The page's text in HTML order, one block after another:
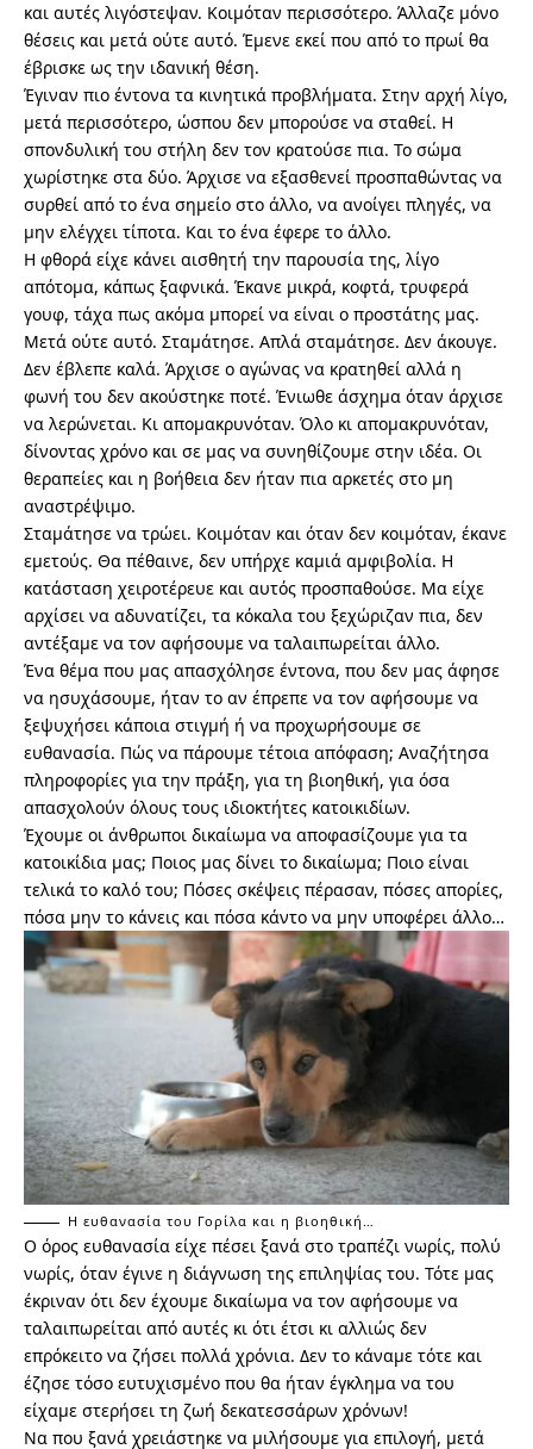
και αυτές λιγόστεψαν. Κοιμόταν περισσότερο. Άλλαζε μόνο
θέσεις και μετά ούτε αυτό. Έμενε εκεί που από το πρωί θα
έβρισκε ως την ιδανική θέση.
Έγιναν πιο έντονα τα κινητικά προβλήματα. Στην αρχή λίγο,
μετά περισσότερο, ώσπου δεν μπορούσε να σταθεί. Η
σπονδυλική του στήλη δεν τον κρατούσε πια. Το σώμα
χωρίστηκε στα δύο. Άρχισε να εξασθενεί προσπαθώντας να
συρθεί από το ένα σημείο στο άλλο, να ανοίγει πληγές, να
μην ελέγχει τίποτα. Και το ένα έφερε το άλλο.
Η φθορά είχε κάνει αισθητή την παρουσία της, λίγο
απότομα, κάπως ξαφνικά. Έκανε μικρά, κοφτά, τρυφερά
γουφ, τάχα πως ακόμα μπορεί να είναι ο προστάτης μας.
Μετά ούτε αυτό. Σταμάτησε. Απλά σταμάτησε. Δεν άκουγε.
Δεν έβλεπε καλά. Άρχισε ο αγώνας να κρατηθεί αλλά η
φωνή του δεν ακούστηκε ποτέ. Ένιωθε άσχημα όταν άρχισε
να λερώνεται. Κι απομακρυνόταν. Όλο κι απομακρυνόταν,
δίνοντας χρόνο και σε μας να συνηθίζουμε στην ιδέα. Οι
θεραπείες και η βοήθεια δεν ήταν πια αρκετές στο μη
αναστρέψιμο.
Σταμάτησε να τρώει. Κοιμόταν και όταν δεν κοιμόταν, έκανε
εμετούς. Θα πέθαινε, δεν υπήρχε καμιά αμφιβολία. Η
κατάσταση χειροτέρευε και αυτός προσπαθούσε. Μα είχε
αρχίσει να αδυνατίζει, τα κόκαλα του ξεχώριζαν πια, δεν
αντέξαμε να τον αφήσουμε να ταλαιπωρείται άλλο.
Ένα θέμα που μας απασχόλησε έντονα, που δεν μας άφησε
να ησυχάσουμε, ήταν το αν έπρεπε να τον αφήσουμε να
ξεψυχήσει κάποια στιγμή ή να προχωρήσουμε σε
ευθανασία. Πώς να πάρουμε τέτοια απόφαση; Αναζήτησα
πληροφορίες για την πράξη, για τη βιοηθική, για όσα
απασχολούν όλους τους ιδιοκτήτες κατοικιδίων.
Έχουμε οι άνθρωποι δικαίωμα να αποφασίζουμε για τα
κατοικίδια μας; Ποιος μας δίνει το δικαίωμα; Ποιο είναι
τελικά το καλό του; Πόσες σκέψεις πέρασαν, πόσες απορίες,
πόσα μην το κάνεις και πόσα κάντο να μην υποφέρει άλλο…
Η ευθανασία του Γορίλα και η βιοηθική…
Ο όρος ευθανασία είχε πέσει ξανά στο τραπέζι νωρίς, πολύ
νωρίς, όταν έγινε η διάγνωση της επιληψίας του. Τότε μας
έκριναν ότι δεν έχουμε δικαίωμα να τον αφήσουμε να
ταλαιπωρείται από αυτές κι ότι έτσι κι αλλιώς δεν
επρόκειτο να ζήσει πολλά χρόνια. Δεν το κάναμε τότε και
έζησε τόσο ευτυχισμένο που θα ήταν έγκλημα να του
είχαμε στερήσει τη ζωή δεκατεσσάρων χρόνων!
Να που ξανά χρειάστηκε να μιλήσουμε για επιλογή, μετά